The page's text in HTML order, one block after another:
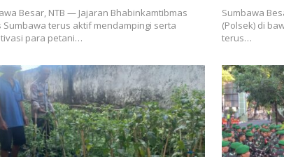
Besar, NTB — Jajaran Bhabinkamtibmas
Sumbawa terus aktif mendampingi serta
para petani…
Sumbawa
(Polsek) di
terus…